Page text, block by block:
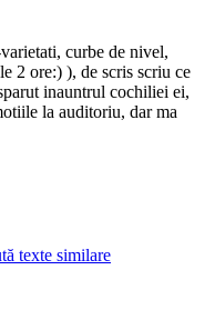
curbe de nivel,
2 ore:) ), de scris scriu ce
inauntrul cochiliei ei,
la auditoriu, dar ma
texte similare